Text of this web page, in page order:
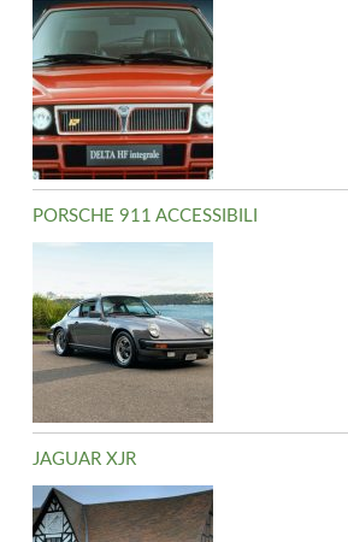
PORSCHE 911 ACCESSIBILI
JAGUAR XJR